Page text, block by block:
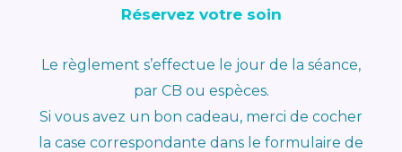
Réservez votre soin
Le règlement s’effectue le jour de la séance,
par CB ou espèces.
Si vous avez un bon cadeau, merci de cocher
la case correspondante dans le formulaire de